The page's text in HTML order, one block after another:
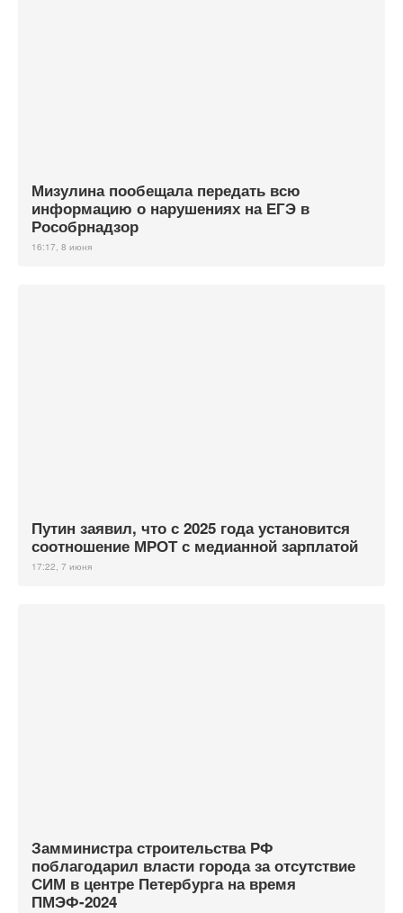
Мизулина пообещала передать всю
информацию о нарушениях на ЕГЭ в
Рособрнадзор
16:17, 8 июня
Путин заявил, что с 2025 года установится
соотношение МРОТ с медианной зарплатой
17:22, 7 июня
Замминистра строительства РФ
поблагодарил власти города за отсутствие
СИМ в центре Петербурга на время
ПМЭФ-2024